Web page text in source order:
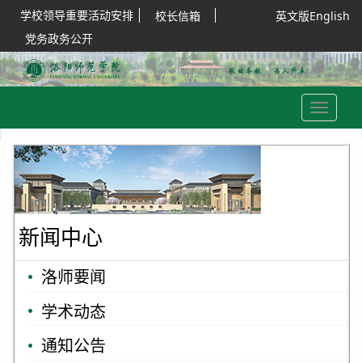
学校领导重要活动安排
校长信箱
党务政务公开
英文版English
Toggle
navigation
新闻中心
洛师要闻
学术动态
通知公告